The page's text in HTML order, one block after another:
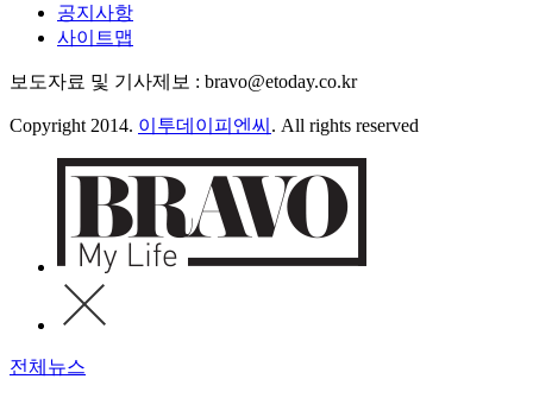
공지사항
사이트맵
보도자료 및 기사제보 : bravo@etoday.co.kr
Copyright 2014. 이투데이피엔씨 . All rights reserved
전체뉴스